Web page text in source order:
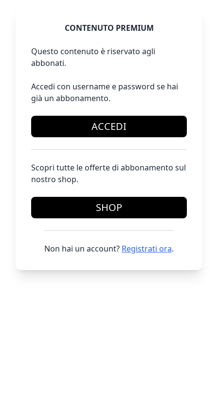
CONTENUTO PREMIUM
Questo contenuto è riservato agli
abbonati.
Accedi con username e password se hai
già un abbonamento.
ACCEDI
Scopri tutte le offerte di abbonamento sul
nostro shop.
SHOP
Non hai un account? Registrati ora.